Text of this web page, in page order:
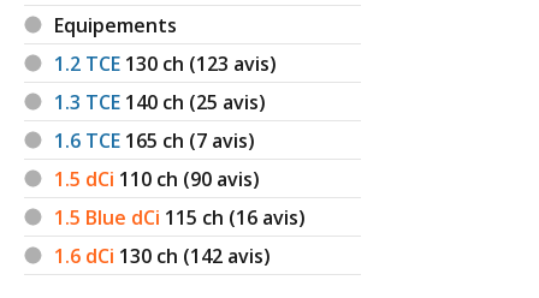
Equipements
1.2 TCE 130 ch (123 avis)
1.3 TCE 140 ch (25 avis)
1.6 TCE 165 ch (7 avis)
1.5 dCi 110 ch (90 avis)
1.5 Blue dCi 115 ch (16 avis)
1.6 dCi 130 ch (142 avis)